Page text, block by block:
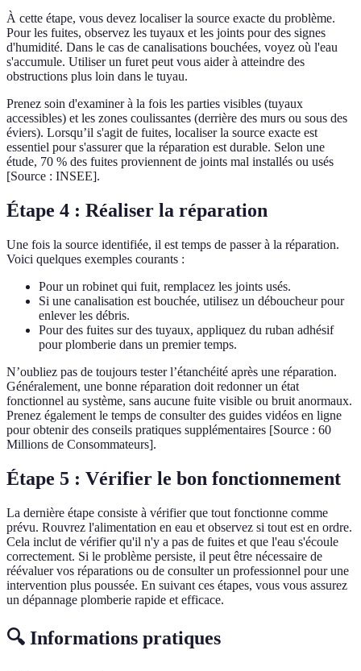
À cette étape, vous devez localiser la source exacte du problème.
Pour les fuites, observez les tuyaux et les joints pour des signes
d'humidité. Dans le cas de canalisations bouchées, voyez où l'eau
s'accumule. Utiliser un furet peut vous aider à atteindre des
obstructions plus loin dans le tuyau.
Prenez soin d'examiner à la fois les parties visibles (tuyaux
accessibles) et les zones coulissantes (derrière des murs ou sous des
éviers). Lorsqu’il s'agit de fuites, localiser la source exacte est
essentiel pour s'assurer que la réparation est durable. Selon une
étude, 70 % des fuites proviennent de joints mal installés ou usés
[Source : INSEE].
Étape 4 : Réaliser la réparation
Une fois la source identifiée, il est temps de passer à la réparation.
Voici quelques exemples courants :
Pour un robinet qui fuit, remplacez les joints usés.
Si une canalisation est bouchée, utilisez un déboucheur pour
enlever les débris.
Pour des fuites sur des tuyaux, appliquez du ruban adhésif
pour plomberie dans un premier temps.
N’oubliez pas de toujours tester l’étanchéité après une réparation.
Généralement, une bonne réparation doit redonner un état
fonctionnel au système, sans aucune fuite visible ou bruit anormaux.
Prenez également le temps de consulter des guides vidéos en ligne
pour obtenir des conseils pratiques supplémentaires [Source : 60
Millions de Consommateurs].
Étape 5 : Vérifier le bon fonctionnement
La dernière étape consiste à vérifier que tout fonctionne comme
prévu. Rouvrez l'alimentation en eau et observez si tout est en ordre.
Cela inclut de vérifier qu'il n'y a pas de fuites et que l'eau s'écoule
correctement. Si le problème persiste, il peut être nécessaire de
réévaluer vos réparations ou de consulter un professionnel pour une
intervention plus poussée. En suivant ces étapes, vous vous assurez
un dépannage plomberie rapide et efficace.
🔍 Informations pratiques